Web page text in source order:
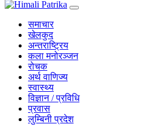
समाचार
खेलकुद
अन्तराष्ट्रिय
कला मनोरञ्जन
रोचक
अर्थ वाणिज्य
स्वास्थ्य
विज्ञान / प्रविधि
प्रवास
लुम्बिनी प्रदेश